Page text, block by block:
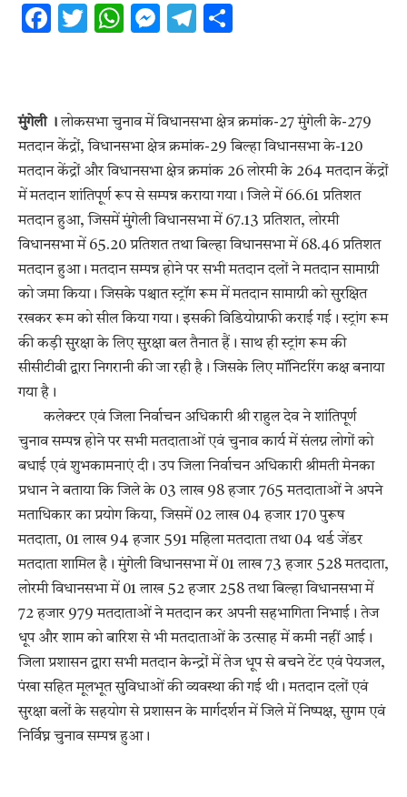
Facebook
Twitter
WhatsApp
Messenger
Telegram
मुंगेली ।लोकसभा चुनाव में विधानसभा क्षेत्र क्रमांक-27 मुंगेली के-279
मतदान केंद्रों, विधानसभा क्षेत्र क्रमांक-29 बिल्हा विधानसभा के-120
मतदान केंद्रों और विधानसभा क्षेत्र क्रमांक 26 लोरमी के 264 मतदान केंद्रों
में मतदान शांतिपूर्ण रूप से सम्पन्न कराया गया। जिले में 66.61 प्रतिशत
मतदान हुआ, जिसमें मुंगेली विधानसभा में 67.13 प्रतिशत, लोरमी
विधानसभा में 65.20 प्रतिशत तथा बिल्हा विधानसभा में 68.46 प्रतिशत
मतदान हुआ। मतदान सम्पन्न होने पर सभी मतदान दलों ने मतदान सामाग्री
को जमा किया। जिसके पश्चात स्ट्रॉग रूम में मतदान सामाग्री को सुरक्षित
रखकर रूम को सील किया गया। इसकी विडियोग्राफी कराई गई। स्ट्रांग रूम
की कड़ी सुरक्षा के लिए सुरक्षा बल तैनात हैं। साथ ही स्ट्रांग रूम की
सीसीटीवी द्वारा निगरानी की जा रही है। जिसके लिए मॉनिटरिंग कक्ष बनाया
गया है।
कलेक्टर एवं जिला निर्वाचन अधिकारी श्री राहुल देव ने शांतिपूर्ण
चुनाव सम्पन्न होने पर सभी मतदाताओं एवं चुनाव कार्य में संलग्न लोगों को
बधाई एवं शुभकामनाएं दी। उप जिला निर्वाचन अधिकारी श्रीमती मेनका
प्रधान ने बताया कि जिले के 03 लाख 98 हजार 765 मतदाताओं ने अपने
मताधिकार का प्रयोग किया, जिसमें 02 लाख 04 हजार 170 पुरूष
मतदाता, 01 लाख 94 हजार 591 महिला मतदाता तथा 04 थर्ड जेंडर
मतदाता शामिल है। मुंगेली विधानसभा में 01 लाख 73 हजार 528 मतदाता,
लोरमी विधानसभा में 01 लाख 52 हजार 258 तथा बिल्हा विधानसभा में
72 हजार 979 मतदाताओं ने मतदान कर अपनी सहभागिता निभाई। तेज
धूप और शाम को बारिश से भी मतदाताओं के उत्साह में कमी नहीं आई।
जिला प्रशासन द्वारा सभी मतदान केन्द्रों में तेज धूप से बचने टेंट एवं पेयजल,
पंखा सहित मूलभूत सुविधाओं की व्यवस्था की गई थी। मतदान दलों एवं
सुरक्षा बलों के सहयोग से प्रशासन के मार्गदर्शन में जिले में निष्पक्ष, सुगम एवं
निर्विघ्न चुनाव सम्पन्न हुआ।